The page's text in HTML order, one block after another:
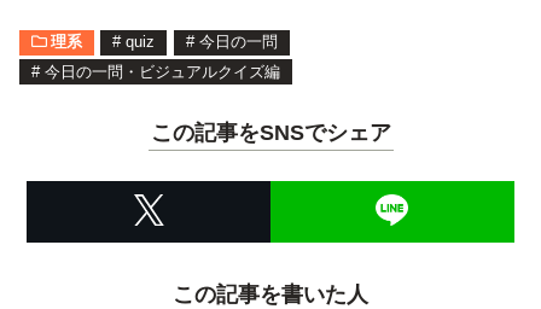
理系 # quiz # 今日の一問
# 今日の一問・ビジュアルクイズ編
この記事をSNSでシェア
この記事を書いた人